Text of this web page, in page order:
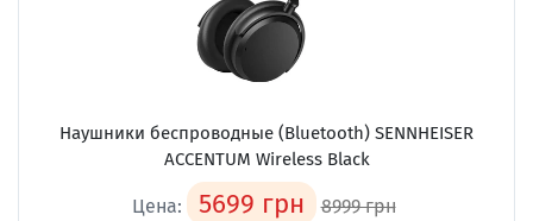
Наушники беспроводные (Bluetooth) SENNHEISER
ACCENTUM Wireless Black
Цена: 5699 грн 8999 грн